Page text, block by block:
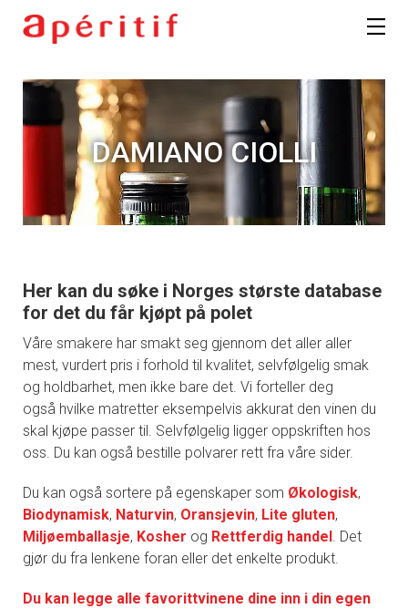
DAMIANO CIOLLI
Her kan du søke i Norges største database
for det du får kjøpt på polet
Våre smakere har smakt seg gjennom det aller aller
mest, vurdert pris i forhold til kvalitet, selvfølgelig smak
og holdbarhet, men ikke bare det. Vi forteller deg
også hvilke matretter eksempelvis akkurat den vinen du
skal kjøpe passer til. Selvfølgelig ligger oppskriften hos
oss. Du kan også bestille polvarer rett fra våre sider.
Du kan også sortere på egenskaper som Økologisk,
Biodynamisk, Naturvin, Oransjevin, Lite gluten,
Miljøemballasje, Kosher og Rettferdig handel. Det
gjør du fra lenkene foran eller det enkelte produkt.
Du kan legge alle favorittvinene dine inn i din egen